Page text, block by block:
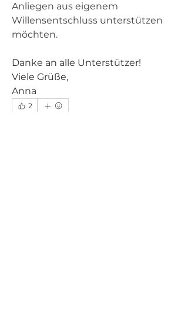
Anliegen aus eigenem
Willensentschluss unterstützen
möchten.
Danke an alle Unterstützer!
Viele Grüße,
Anna
2